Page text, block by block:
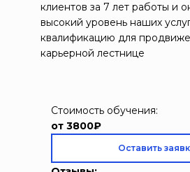
клиентов за 7 лет работы и
высокий уровень наших
квалификацию для
карьерной лестнице
Стоимость обучения:
от 3800₽
Оставить